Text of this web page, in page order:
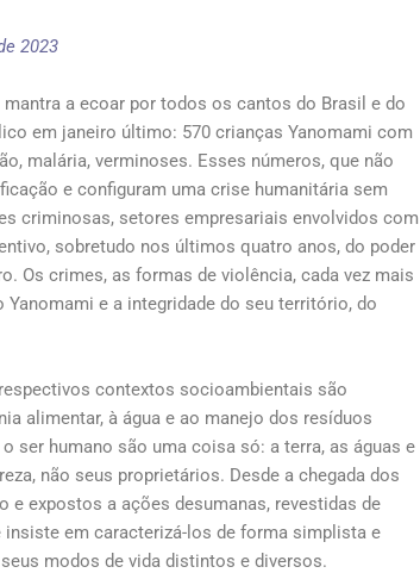
2023
a ecoar por todos os cantos do Brasil e do
em janeiro último: 570 crianças Yanomami com
malária, verminoses. Esses números, que não
e configuram uma crise humanitária sem
criminosas, setores empresariais envolvidos com
sobretudo nos últimos quatro anos, do poder
Os crimes, as formas de violência, cada vez mais
e a integridade do seu território, do
contextos socioambientais são
alimentar, à água e ao manejo dos resíduos
ser humano são uma coisa só: a terra, as águas e
não seus proprietários. Desde a chegada dos
expostos a ações desumanas, revestidas de
em caracterizá-los de forma simplista e
modos de vida distintos e diversos.